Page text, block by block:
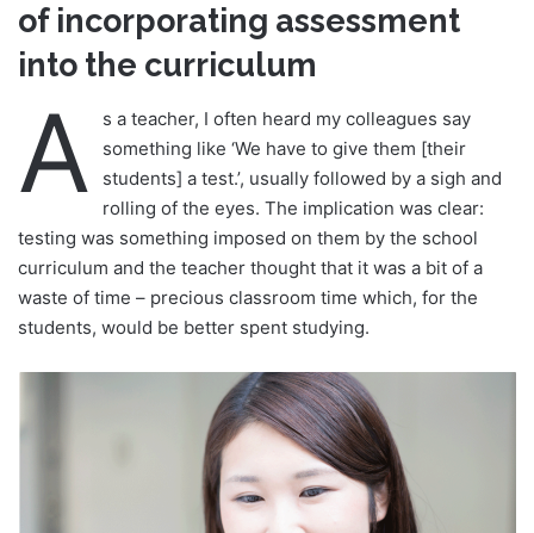
of incorporating assessment
into the curriculum
A
s a teacher, I often heard my colleagues say
something like ‘We have to give them [their
students] a test.’, usually followed by a sigh and
rolling of the eyes. The implication was clear:
testing was something imposed on them by the school
curriculum and the teacher thought that it was a bit of a
waste of time – precious classroom time which, for the
students, would be better spent studying.